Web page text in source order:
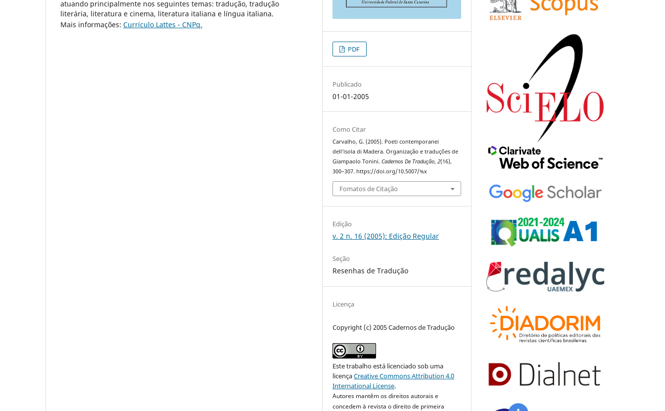
atuando principalmente nos seguintes temas: tradução, tradução
literária, literatura e cinema, literatura italiana e língua italiana.
Mais informações: Currículo Lattes - CNPq.
PDF
Publicado
01-01-2005
Como Citar
Carvalho, G. (2005). Poeti contemporanei
dell’isola di Madera. Organização e traduções de
Giampaolo Tonini.Cadernos De Tradução,2(16),
300–307. https://doi.org/10.5007/%x
Fomatos de Citação
Edição
v. 2 n. 16 (2005): Edição Regular
Seção
Resenhas de Tradução
Licença
Copyright (c) 2005 Cadernos de Tradução
Este trabalho está licenciado sob uma
licençaCreative Commons Attribution 4.0
International License.
Autores mantêm os direitos autorais e
concedem à revista o direito de primeira